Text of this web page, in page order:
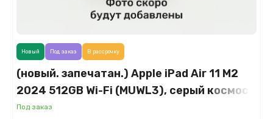
(новый. запечатан.) Apple iPad Air 11 M2
2024 512GB Wi-Fi (MUWL3), серый космос
(Space Gray)
Под заказ
Новый Под заказ В рассрочку